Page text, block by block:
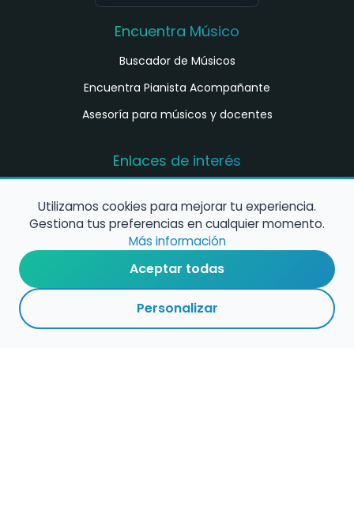
Encuentra Músico
Buscador de Músicos
Encuentra Pianista Acompañante
Asesoría para músicos y docentes
Enlaces de interés
música en España
Configura alertas de empleo
Contacta con nosotros
Utilizamos cookies para mejorar tu experiencia.
Gestiona tus preferencias en cualquier momento.
Más información
Aceptar todas
Personalizar